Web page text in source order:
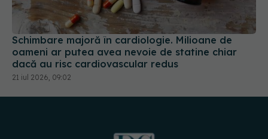
Schimbare majoră în cardiologie. Milioane de
oameni ar putea avea nevoie de statine chiar
dacă au risc cardiovascular redus
21 iul 2026, 09:02